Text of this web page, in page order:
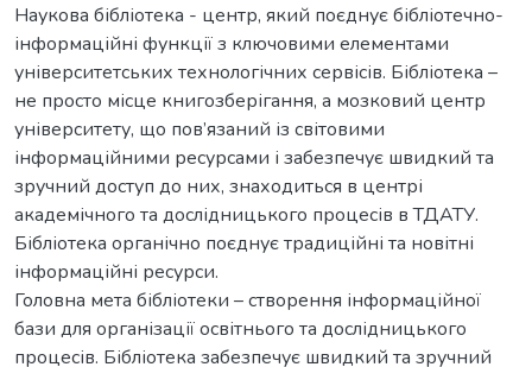
Наукова бібліотека - центр, який поєднує бібліотечно-
інформаційні функції з ключовими елементами
університетських технологічних сервісів. Бібліотека –
не просто місце книгозберігання, а мозковий центр
університету, що пов’язаний із світовими
інформаційними ресурсами і забезпечує швидкий та
зручний доступ до них, знаходиться в центрі
академічного та дослідницького процесів в ТДАТУ.
Бібліотека органічно поєднує традиційні та новітні
інформаційні ресурси.
Головна мета бібліотеки – створення інформаційної
бази для організації освітнього та дослідницького
процесів. Бібліотека забезпечує швидкий та зручний